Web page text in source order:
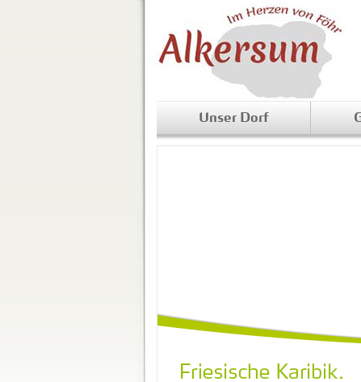
Unser Dorf